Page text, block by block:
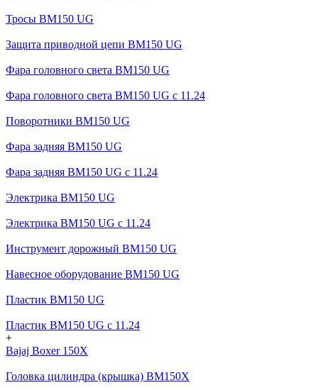
Тросы BM150 UG
Защита приводной цепи BM150 UG
Фара головного света BM150 UG
Фара головного света BM150 UG c 11.24
Поворотники BM150 UG
Фара задняя BM150 UG
Фара задняя BM150 UG с 11.24
Электрика BM150 UG
Электрика BM150 UG c 11.24
Инструмент дорожный BM150 UG
Навесное оборудование BM150 UG
Пластик BM150 UG
Пластик BM150 UG c 11.24
+
Bajaj Boxer 150X
Головка цилиндра (крышка) BM150X